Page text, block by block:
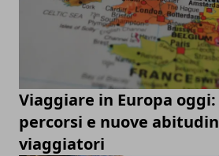
Viaggiare in Europa
percorsi e nuove
viaggiatori